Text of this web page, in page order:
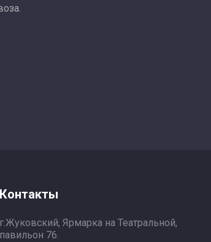
Контакты
г.Жуковский, Ярмарка на Театральной,
павильон 76.